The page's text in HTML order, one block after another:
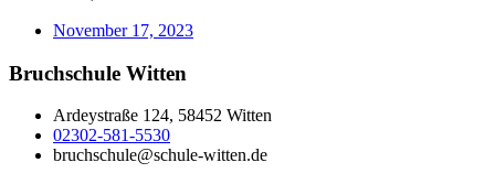
November 17, 2023
Bruchschule Witten
Ardeystraße 124, 58452 Witten
02302-581-5530
bruchschule@schule-witten.de